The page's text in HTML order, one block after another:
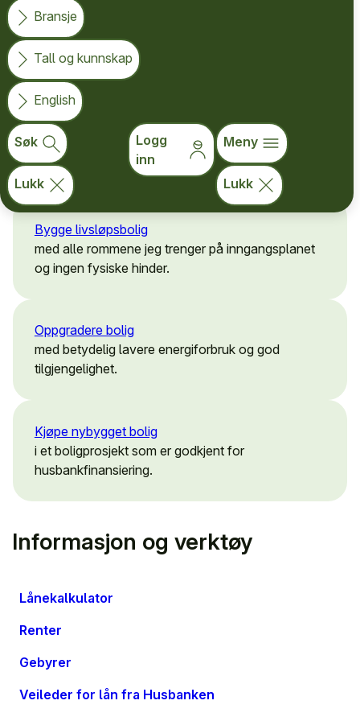
Bransje
Tall og kunnskap
English
Søk
Lukk
Logg
inn
Meny
Lukk
må oppfylle visse krav, eller være
forhåndsgodkjent for husbankfinansiering.
Her finner du oversikt over hva du kan søke om lån til:
Bygge miljøvennlig bolig
med lavt energiforbruk og fornybare energikilder.
Bygge livsløpsbolig
med alle rommene jeg trenger på inngangsplanet
og ingen fysiske hinder.
Oppgradere bolig
med betydelig lavere energiforbruk og god
tilgjengelighet.
Kjøpe nybygget bolig
i et boligprosjekt som er godkjent for
husbankfinansiering.
Informasjon og verktøy
Lånekalkulator
Renter
Gebyrer
Veileder for lån fra Husbanken